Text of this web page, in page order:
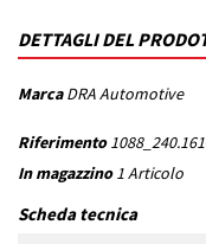
DETTAGLI DEL
Marca DRA Automotive
Riferimento
In magazzino 1 Articolo
Scheda tecnica